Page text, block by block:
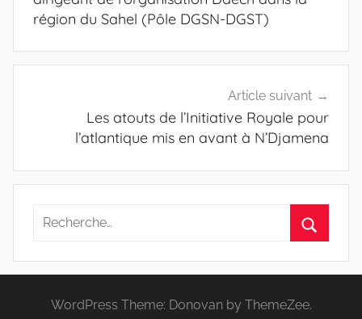
région du Sahel (Pôle DGSN-DGST)
Article suivant
Les atouts de l’Initiative Royale pour
l’atlantique mis en avant à N’Djamena
Recherche
:
WordPress Theme: Donovan by ThemeZee.